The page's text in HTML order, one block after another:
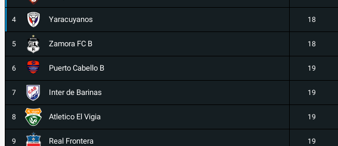
4 Yaracuyanos 18
5 Zamora FC B 18
6 Puerto Cabello B 19
7 Inter de Barinas 19
8 Atletico El Vigia 19
9 Real Frontera 19